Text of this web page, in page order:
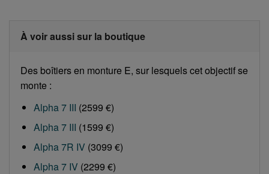
À voir aussi sur la boutique
Des boîtiers en monture E, sur lesquels cet objectif se
monte :
Alpha 7 III (2599 €)
Alpha 7 III (1599 €)
Alpha 7R IV (3099 €)
Alpha 7 IV (2299 €)